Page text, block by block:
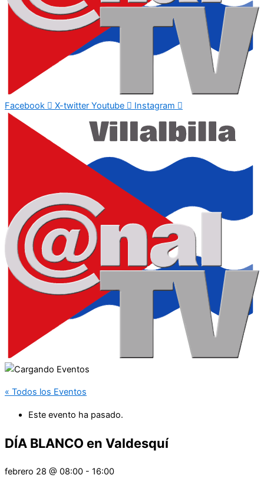
Facebook X-twitter Youtube Instagram
« Todos los Eventos
Este evento ha pasado.
DÍA BLANCO en Valdesquí
febrero 28 @ 08:00 - 16:00